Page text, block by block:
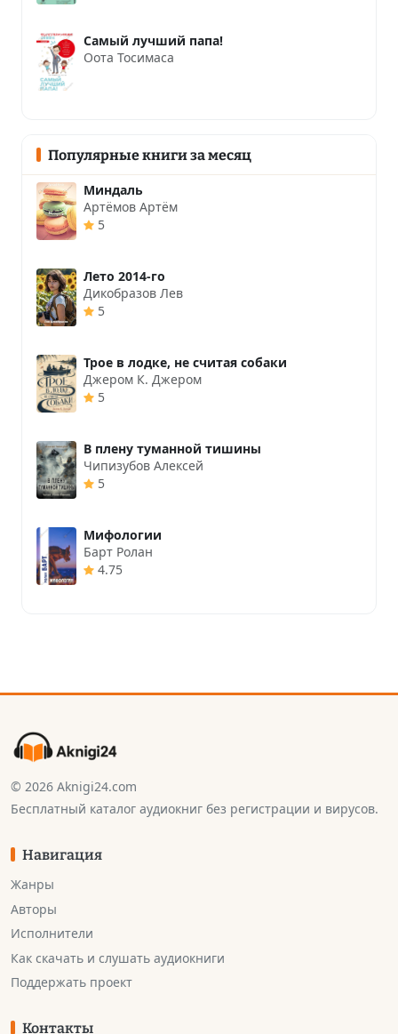
Самый лучший папа!
Оота Тосимаса
Популярные книги за месяц
Миндаль
Артёмов Артём
5
Лето 2014-го
Дикобразов Лев
5
Трое в лодке, не считая собаки
Джером К. Джером
5
В плену туманной тишины
Чипизубов Алексей
5
Мифологии
Барт Ролан
4.75
© 2026 Aknigi24.com
Бесплатный каталог аудиокниг без регистрации и вирусов.
Навигация
Жанры
Авторы
Исполнители
Как скачать и слушать аудиокниги
Поддержать проект
Контакты